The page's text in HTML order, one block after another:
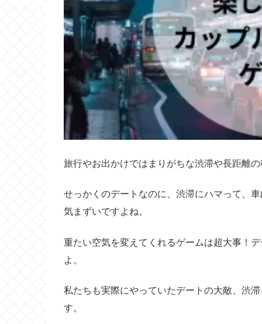
旅行やお出かけではまりがちな渋滞や長距離
せっかくのデートなのに、渋滞にハマって、
気まずいですよね。
重たい空気を変えてくれるゲームは超大事！
よ。
私たちも実際にやっていたデートの大敵、渋
す。